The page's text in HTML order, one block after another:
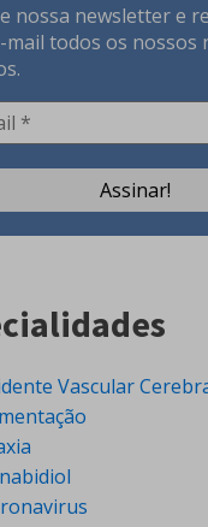
nossa newsletter e
mail todos os nossos
Vascular